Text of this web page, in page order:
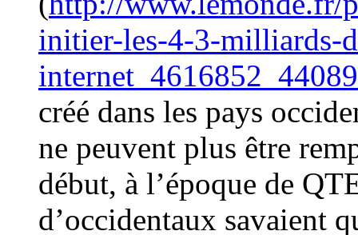
initier-les-4-3-milliards-
créé dans les pays
ne peuvent plus être
début, à l’époque de
d’occidentaux savaient